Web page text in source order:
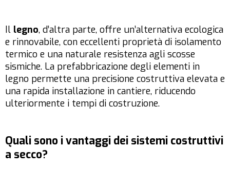
Il legno, d’altra parte, offre un’alternativa ecologica
e rinnovabile, con eccellenti proprietà di isolamento
termico e una naturale resistenza agli scosse
sismiche. La prefabbricazione degli elementi in
legno permette una precisione costruttiva elevata e
una rapida installazione in cantiere, riducendo
ulteriormente i tempi di costruzione.
Quali sono i vantaggi dei sistemi costruttivi
a secco?